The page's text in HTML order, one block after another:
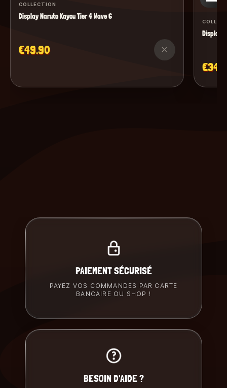
COLLECTION
Display Naruto Kayou Tier 4 Wave 6
€49.90 ×
Display
PAIEMENT SÉCURISÉ
PAYEZ VOS COMMANDES PAR CARTE
BANCAIRE OU SHOP !
BESOIN D'AIDE ?